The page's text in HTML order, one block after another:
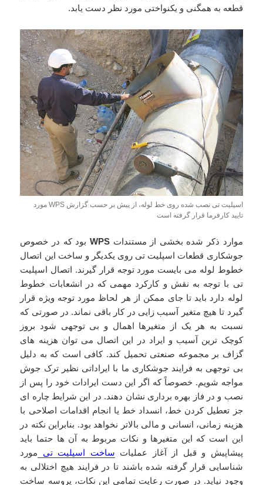
قطعه به همگنی و یکنواختی مورد نظر دست یابد.
اسپلیت تی نصب شده روی خط لوله، از پیش بر حسب گزارش WPS مورد
تایید کارفرما قرار گرفته است
موارد ذکر شده بخشی از مستنداتWPS بود که در خصوص
جوشکاری قطعات اسپلیت تی روی یکدیگر و ساخت این اتصال
خطوط لوله می بایست مورد توجه قرار گیرند. اتصال اسپلیت
تی با توجه به نقش و کارکرد مهمی که در انشعابات خطوط
لوله دارد باید تا جای ممکن از هر لحاظ مورد توجه ویژه قرار
گیرد تا هیچ متغیر آسیب زایی در کار باقی نماند. در صورتی که
نسبت به هر یک از متغیرها اهمال و بی توجهی شود بروز
کوچک ترین آسیب و ایراد در این اتصال می توان هزینه های
گزاف بر مجموعه صنعتی تحمیل کند. کافی است که به دلیل
بی توجهی به فرایند جوشکاری ما با ایراداتی نظیر ترک جوش
مواجه شویم. خصوصاً که اگر این دست ایرادات خود را پس از
نصب و در فاز بهره برداری نشان دهند. در این شرایط چاره ای
جز تعطیل کردن خط، انسداد خط یا انجام اقدامات اصلاحی با
هزینه زمانی، انسانی و مالی بالاتر نخواهد بود. بنابراین نکته در
این است که این متغیرها و نکات مربوط به آن ها حتما باید
پیشاپیش و قبل از آغاز عملیات ساخت اسپلیت تی مورد
شناسایی قرار گرفته شده باشند تا در فرایند هیچ اختلالی به
وجود نیاید. در صورت رعایت تمامی این نکات، پروسه ساخت